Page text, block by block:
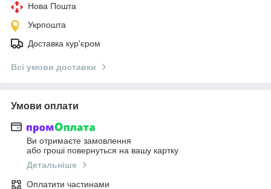
Нова Пошта
Укрпошта
Доставка кур'єром
Всі умови доставки
Умови оплати
Ви отримаєте замовлення
або гроші повернуться на вашу картку
Детальніше
Оплатити частинами